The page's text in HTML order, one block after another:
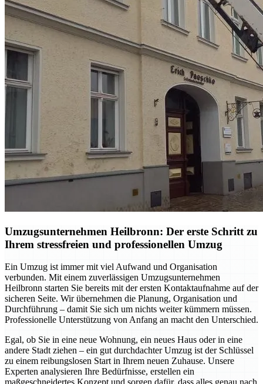
Umzugsunternehmen Heilbronn: Der erste Schritt zu
Ihrem stressfreien und professionellen Umzug
Ein Umzug ist immer mit viel Aufwand und Organisation
verbunden. Mit einem zuverlässigen Umzugsunternehmen
Heilbronn starten Sie bereits mit der ersten Kontaktaufnahme auf der
sicheren Seite. Wir übernehmen die Planung, Organisation und
Durchführung – damit Sie sich um nichts weiter kümmern müssen.
Professionelle Unterstützung von Anfang an macht den Unterschied.
Egal, ob Sie in eine neue Wohnung, ein neues Haus oder in eine
andere Stadt ziehen – ein gut durchdachter Umzug ist der Schlüssel
zu einem reibungslosen Start in Ihrem neuen Zuhause. Unsere
Experten analysieren Ihre Bedürfnisse, erstellen ein